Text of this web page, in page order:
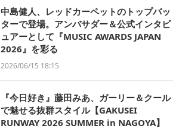
中島健人、レッドカーペットのトップバッ
ターで登場。アンバサダー＆公式インタビ
ュアーとして『MUSIC AWARDS JAPAN
2026』を彩る
2026/06/15 18:15
『今日好き』藤田みあ、ガーリー＆クール
で魅せる抜群スタイル【GAKUSEI
RUNWAY 2026 SUMMER in NAGOYA】